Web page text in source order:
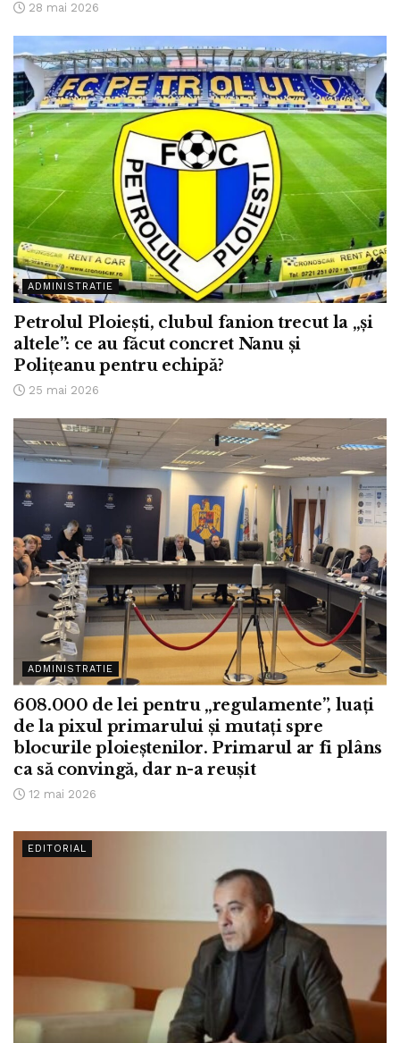
28 mai 2026
ADMINISTRATIE
Petrolul Ploiești, clubul fanion trecut la „și
altele”: ce au făcut concret Nanu și
Polițeanu pentru echipă?
25 mai 2026
ADMINISTRATIE
608.000 de lei pentru „regulamente”, luați
de la pixul primarului și mutați spre
blocurile ploieștenilor. Primarul ar fi plâns
ca să convingă, dar n-a reușit
12 mai 2026
EDITORIAL